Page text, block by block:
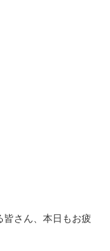
皆さん、本日もお疲